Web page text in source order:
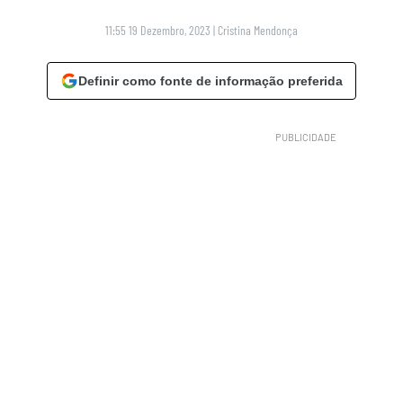
11:55 19 Dezembro, 2023 | Cristina Mendonça
Definir como fonte de informação preferida